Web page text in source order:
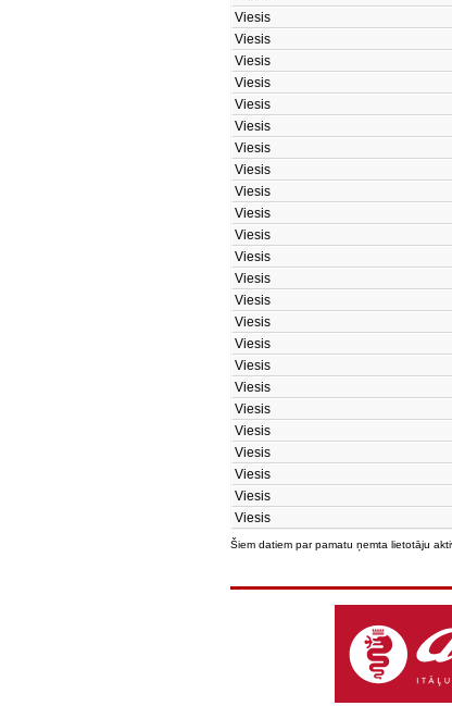
Viesis
Viesis
Viesis
Viesis
Viesis
Viesis
Viesis
Viesis
Viesis
Viesis
Viesis
Viesis
Viesis
Viesis
Viesis
Viesis
Viesis
Viesis
Viesis
Viesis
Viesis
Viesis
Viesis
Viesis
Šiem datiem par pamatu ņemta lietotāju